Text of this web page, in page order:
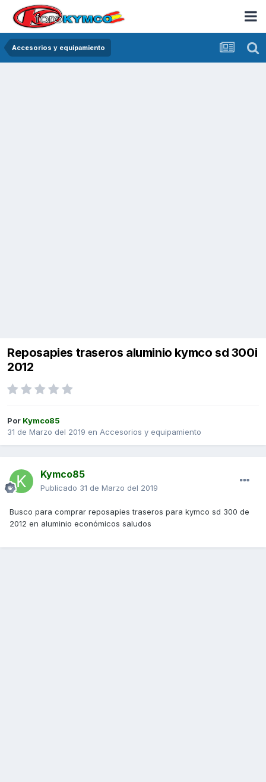
Accesorios y equipamiento
Reposapies traseros aluminio kymco sd 300i
2012
Por Kymco85
31 de Marzo del 2019 en Accesorios y equipamiento
Kymco85
Publicado 31 de Marzo del 2019
Busco para comprar reposapies traseros para kymco sd 300 de
2012 en aluminio económicos saludos